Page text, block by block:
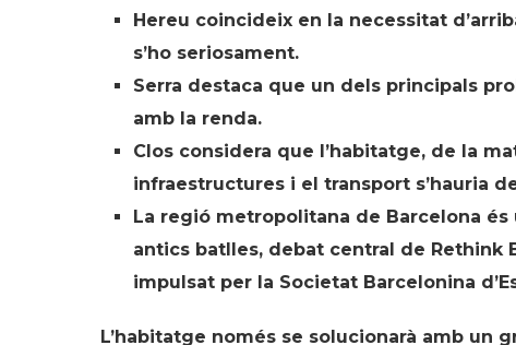
Hereu coincideix en la necessitat
s’ho seriosament.
Serra destaca que un dels principals
amb la renda.
Clos considera que l’habitatge, de la
infraestructures i el transport s’hauria
La regió metropolitana de Barcelona
antics batlles, debat central de Rethink
impulsat per la Societat Barcelonina
L’habitatge només se solucionarà amb un